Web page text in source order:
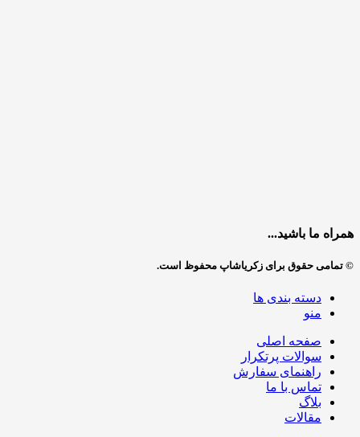
همراه ما باشید...
© تمامی حقوق برای زکریاشاپ محفوظ است.
دسته بندی ها
منو
صفحه اصلی
سوالات پرتکرار
راهنمای سفارش
تماس با ما
بلاگ
مقالات